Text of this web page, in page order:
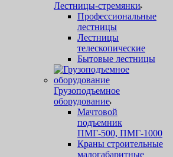
Лестницы-стремянки
Профессиональные
лестницы
Лестницы
телескопические
Бытовые лестницы
Грузоподъемное
оборудование
Мачтовой
подъемник
ПМГ-500, ПМГ-1000
Краны строительные
малогабаритные